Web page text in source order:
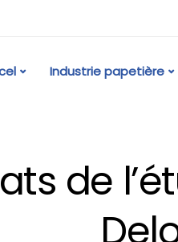
Industrie papetière
de